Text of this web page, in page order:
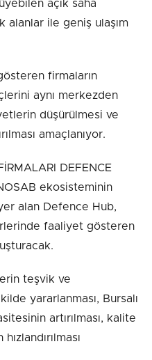
açık saha
alanlar ile geniş ulaşım
firmaların
aynı merkezden
düşürülmesi ve
amaçlanıyor.
DEFENCE
ekosisteminin
alan Defence Hub,
faaliyet gösteren
teşvik ve
yararlanması, Bursalı
artırılması, kalite